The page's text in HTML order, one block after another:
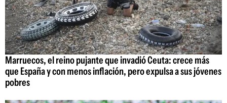
Marruecos, el reino pujante que invadió Ceuta: crece más
que España y con menos inflación, pero expulsa a sus jóvenes
pobres